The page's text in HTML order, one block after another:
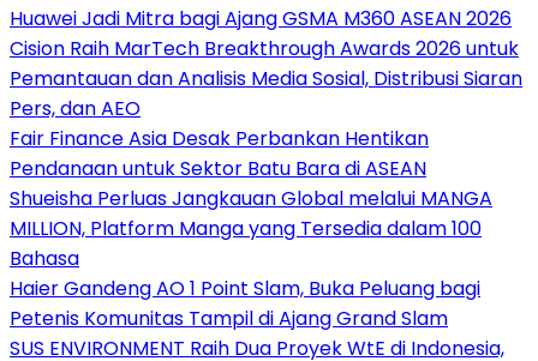
Huawei Jadi Mitra bagi Ajang GSMA M360 ASEAN 2026
Cision Raih MarTech Breakthrough Awards 2026 untuk
Pemantauan dan Analisis Media Sosial, Distribusi Siaran
Pers, dan AEO
Fair Finance Asia Desak Perbankan Hentikan
Pendanaan untuk Sektor Batu Bara di ASEAN
Shueisha Perluas Jangkauan Global melalui MANGA
MILLION, Platform Manga yang Tersedia dalam 100
Bahasa
Haier Gandeng AO 1 Point Slam, Buka Peluang bagi
Petenis Komunitas Tampil di Ajang Grand Slam
SUS ENVIRONMENT Raih Dua Proyek WtE di Indonesia,